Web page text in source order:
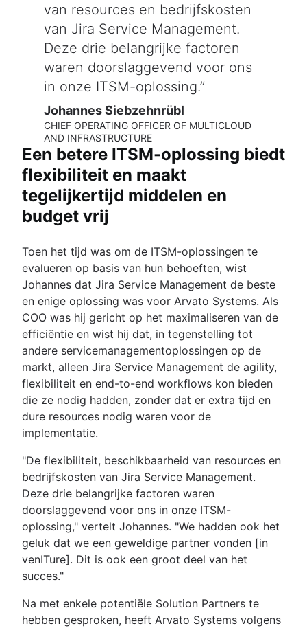
van resources en bedrijfskosten
van Jira Service Management.
Deze drie belangrijke factoren
waren doorslaggevend voor ons
in onze ITSM-oplossing.
Johannes Siebzehnrübl
CHIEF OPERATING OFFICER OF MULTICLOUD
AND INFRASTRUCTURE
Een betere ITSM-oplossing biedt
flexibiliteit en maakt
tegelijkertijd middelen en
budget vrij
Toen het tijd was om de ITSM-oplossingen te
evalueren op basis van hun behoeften, wist
Johannes dat Jira Service Management de beste
en enige oplossing was voor Arvato Systems. Als
COO was hij gericht op het maximaliseren van de
efficiëntie en wist hij dat, in tegenstelling tot
andere servicemanagementoplossingen op de
markt, alleen Jira Service Management de agility,
flexibiliteit en end-to-end workflows kon bieden
die ze nodig hadden, zonder dat er extra tijd en
dure resources nodig waren voor de
implementatie.
"De flexibiliteit, beschikbaarheid van resources en
bedrijfskosten van Jira Service Management.
Deze drie belangrijke factoren waren
doorslaggevend voor ons in onze ITSM-
oplossing," vertelt Johannes. "We hadden ook het
geluk dat we een geweldige partner vonden [in
venITure]. Dit is ook een groot deel van het
succes."
Na met enkele potentiële Solution Partners te
hebben gesproken, heeft Arvato Systems volgens